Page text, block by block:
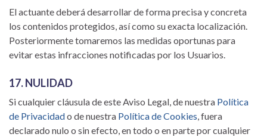
El actuante deberá desarrollar de forma precisa y concreta
los contenidos protegidos, así como su exacta localización.
Posteriormente tomaremos las medidas oportunas para
evitar estas infracciones notificadas por los Usuarios.
17. NULIDAD
Si cualquier cláusula de este Aviso Legal, de nuestra Política
de Privacidado de nuestra Política de Cookies, fuera
declarado nulo o sin efecto, en todo o en parte por cualquier